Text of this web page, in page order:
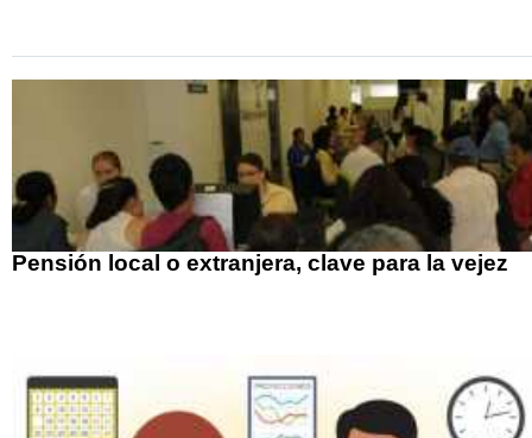
Pensión local o extranjera, clave para la vejez